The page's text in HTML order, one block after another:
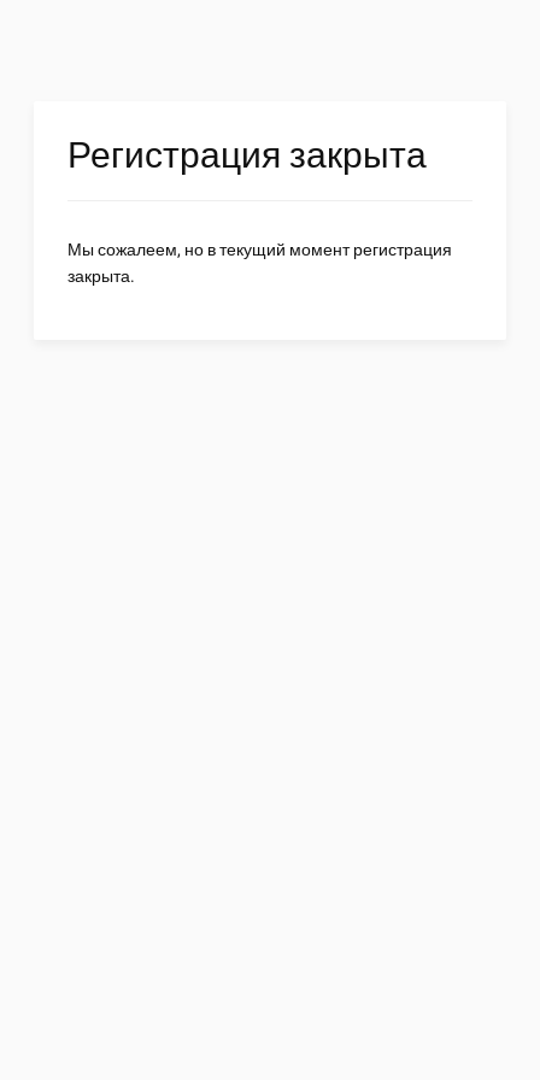
Регистрация закрыта
Мы сожалеем, но в текущий момент регистрация
закрыта.